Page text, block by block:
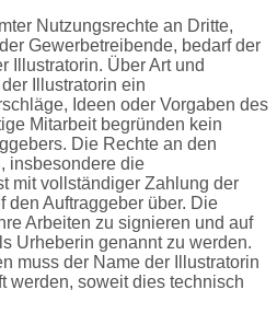
Nutzungsrechte an Dritte,
Gewerbetreibende, bedarf der
Illustratorin. Über Art und
Illustratorin ein
Ideen oder Vorgaben des
Mitarbeit begründen kein
Die Rechte an den
insbesondere die
mit vollständiger Zahlung der
den Auftraggeber über. Die
Arbeiten zu signieren und auf
Urheberin genannt zu werden.
muss der Name der Illustratorin
werden, soweit dies technisch